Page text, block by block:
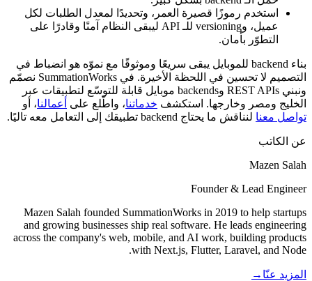
استخدم رموزًا قصيرة العمر، وتحديدًا لمعدل الطلبات لكل
عميل، وversioning للـ API ليبقى النظام آمنًا وقادرًا على
التطوّر بأمان.
بناء backend للموبايل يبقى سريعًا وموثوقًا مع نموّه هو انضباط في
التصميم لا تحسين في اللحظة الأخيرة. في SummationWorks نصمّم
ونبني REST APIs وbackends موبايل قابلة للتوسّع لتطبيقات عبر
الخليج ومصر وخارجها. استكشف خدماتنا، واطّلع على أعمالنا، أو
تواصل معنا لنناقش ما يحتاج backend تطبيقك إلى التعامل معه تاليًا.
عن الكاتب
Mazen Salah
Founder & Lead Engineer
Mazen Salah founded SummationWorks in 2019 to help startups
and growing businesses ship real software. He leads engineering
across the company's web, mobile, and AI work, building products
with Next.js, Flutter, Laravel, and Node.
المزيد عنّا →